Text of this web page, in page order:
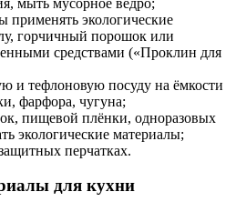
применять экологические
горчичный порошок или
средствами («Проклин для
и тефлоновую посуду на ёмкости
фарфора, чугуна;
пищевой плёнки, одноразовых
экологические материалы;
перчатках.
для кухни